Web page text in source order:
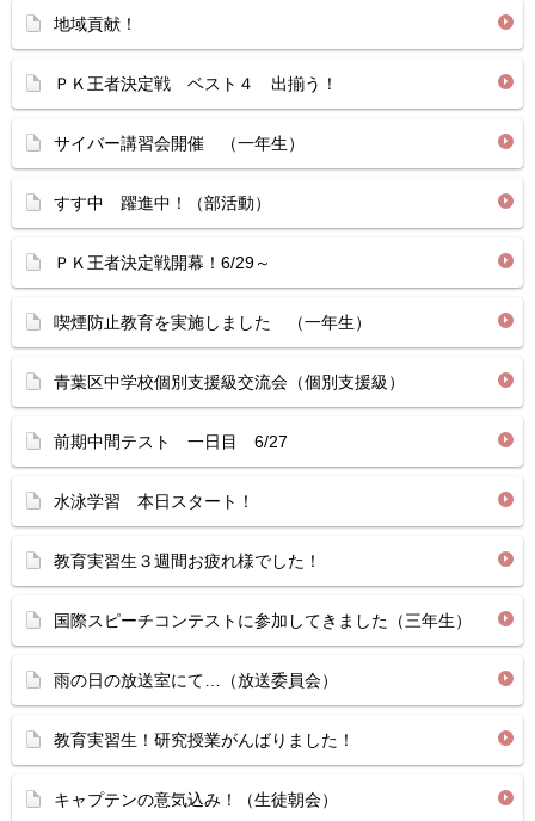
地域貢献！
ＰＫ王者決定戦 ベスト４ 出揃う！
サイバー講習会開催 （一年生）
すす中 躍進中！（部活動）
ＰＫ王者決定戦開幕！6/29～
喫煙防止教育を実施しました （一年生）
青葉区中学校個別支援級交流会（個別支援級）
前期中間テスト 一日目 6/27
水泳学習 本日スタート！
教育実習生３週間お疲れ様でした！
国際スピーチコンテストに参加してきました（三年生）
雨の日の放送室にて…（放送委員会）
教育実習生！研究授業がんばりました！
キャプテンの意気込み！（生徒朝会）